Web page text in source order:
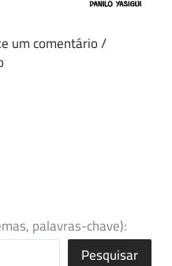
um comentário/
palavras-chave):
Pesquisar